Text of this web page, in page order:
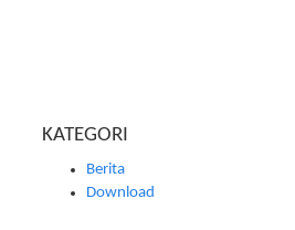
KATEGORI
Berita
Download